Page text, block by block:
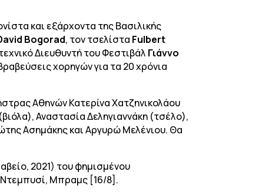
και εξάρχοντα της Βασιλικής
Bogorad, τον τσελίστα Fulbert
Διευθυντή του Φεστιβάλ Γιάννο
χορηγών για τα 20 χρόνια
Αθηνών Κατερίνα Χατζηνικολάου
Αναστασία Δεληγιαννάκη (τσέλο),
Ασημάκης και Αργυρώ Μελένιου. Θα
2021) του φημισμένου
Μπραμς [16/8].